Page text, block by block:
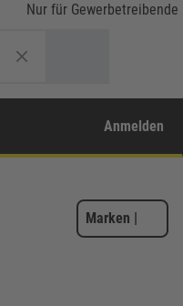
Nur für Gewerbetreibende
Anmelden
Marken |